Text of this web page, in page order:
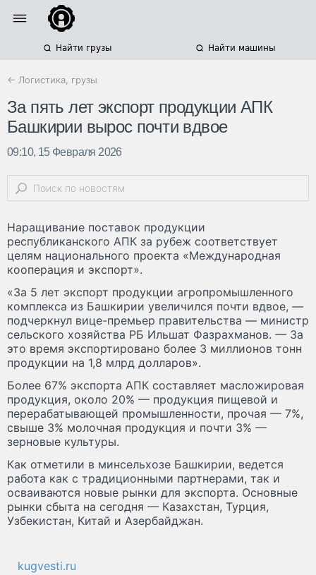
Найти грузы Найти машины
← Логистика, грузы
За пять лет экспорт продукции АПК
Башкирии вырос почти вдвое
09:10, 15 Февраля 2026
Наращивание поставок продукции
республиканского АПК за рубеж соответствует
целям национального проекта «Международная
кооперация и экспорт».
«За 5 лет экспорт продукции агропромышленного
комплекса из Башкирии увеличился почти вдвое, —
подчеркнул вице-премьер правительства — министр
сельского хозяйства РБ Ильшат Фазрахманов. — За
это время экспортировано более 3 миллионов тонн
продукции на 1,8 млрд долларов».
Более 67% экспорта АПК составляет масложировая
продукция, около 20% — продукция пищевой и
перерабатывающей промышленности, прочая — 7%,
свыше 3% молочная продукция и почти 3% —
зерновые культуры.
Как отметили в минсельхозе Башкирии, ведется
работа как с традиционными партнерами, так и
осваиваются новые рынки для экспорта. Основные
рынки сбыта на сегодня — Казахстан, Турция,
Узбекистан, Китай и Азербайджан.
kugvesti.ru